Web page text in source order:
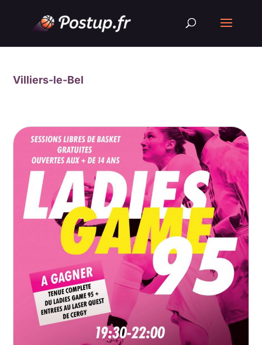
Villiers-le-Bel